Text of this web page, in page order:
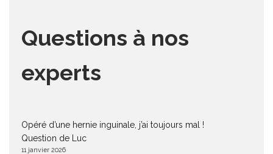
Questions à nos
experts
Opéré d’une hernie inguinale, j’ai toujours mal !
Question de Luc
11 janvier 2026